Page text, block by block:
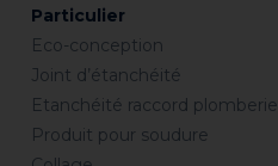
Particulier
Eco-conception
Joint d’étanchéité
Etanchéité raccord plomberie
Produit pour soudure